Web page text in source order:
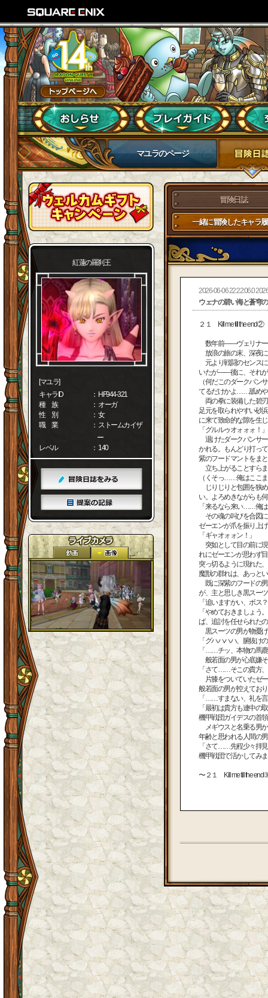
マユラのページ
紅蓮の羅刹王
[マユラ]
キャラID
： HF944-321
種 族
： オーガ
性 別
： 女
職 業
： ストームカイザ
ー
レベル
： 140
冒険日誌
一緒に冒険したキャラ
2026-06-06 22:22:06.0
ウェナの碧い海と蒼穹
２１ Kill me till the end②
数年前――ヴェリナー
放浪の旅の末、深夜
元より戦闘のセンス
いたが――後に、それが
（何だこのダークパ
てるだけかよ……舐めや
両の拳に装備した碧
足元を取られやすい砂
に来て致命的な隙を生
「グルルゥオォォォ！」
退けたダークパンサ
かれる。もんどり打っ
紫のフードマントをま
立ち上がることすら
（くそっ……俺はここ
じりじりと包囲を狭
い。よろめきながらも
「来るなら来い……俺
その魂の叫びを合図
ゼーエンが爪を振り上
「ギャオォォン！」
突如として目の前に
れにゼーエンが思わず
突っ切るように現れた
魔獣の群れは、あっと
既に深紫のフードの
が、主と思しき黒スー
「追いますかい、ボス
「やめておきましょう
ば、追討を任せられた
黒スーツの男が物憂
「グハハハハ、腑抜
「……チッ、本物の馬
般若面の男が心底嫌
「さて……そこの貴方
片膝をついていたゼ
般若面の男が控えてお
「……すまない、礼を
「最初は貴方も連中
機甲戦団ガイデスの首
メギウスと名乗る男
年齢と思われる人間の
「さて……先程少々拝
機甲戦団で活かしてみ
〜２１ Kill me till the